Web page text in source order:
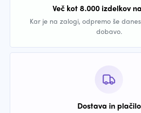
Več kot 8.000 izdelkov
Kar je na zalogi, odpremo še
dobavo.
Dostava in plačilo